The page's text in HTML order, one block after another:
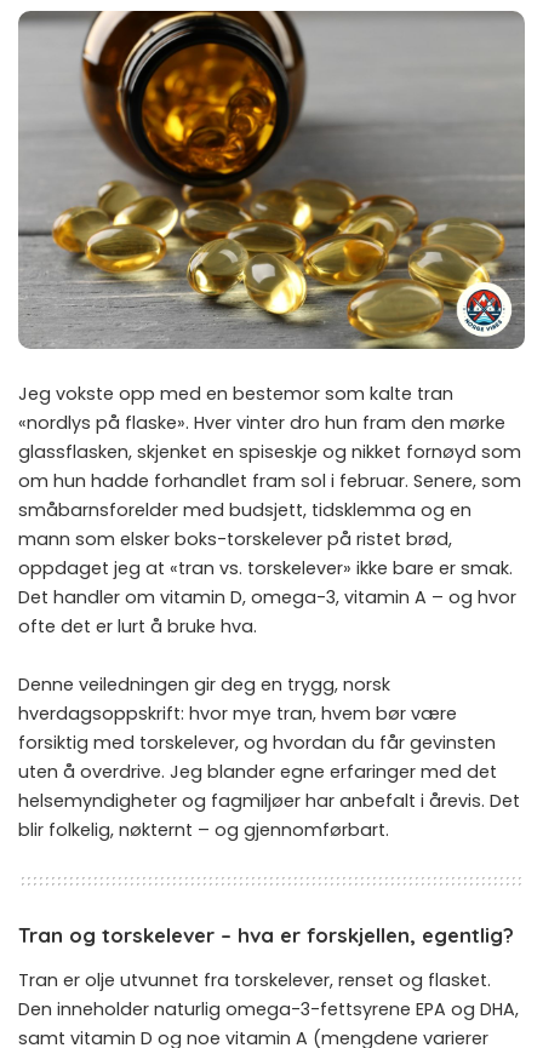
Jeg vokste opp med en bestemor som kalte tran
«nordlys på flaske». Hver vinter dro hun fram den mørke
glassflasken, skjenket en spiseskje og nikket fornøyd som
om hun hadde forhandlet fram sol i februar. Senere, som
småbarnsforelder med budsjett, tidsklemma og en
mann som elsker boks-torskelever på ristet brød,
oppdaget jeg at «tran vs. torskelever» ikke bare er smak.
Det handler om vitamin D, omega-3, vitamin A – og hvor
ofte det er lurt å bruke hva.
Denne veiledningen gir deg en trygg, norsk
hverdagsoppskrift: hvor mye tran, hvem bør være
forsiktig med torskelever, og hvordan du får gevinsten
uten å overdrive. Jeg blander egne erfaringer med det
helsemyndigheter og fagmiljøer har anbefalt i årevis. Det
blir folkelig, nøkternt – og gjennomførbart.
Tran og torskelever – hva er forskjellen, egentlig?
Tran er olje utvunnet fra torskelever, renset og flasket.
Den inneholder naturlig omega-3-fettsyrene EPA og DHA,
samt vitamin D og noe vitamin A (mengdene varierer